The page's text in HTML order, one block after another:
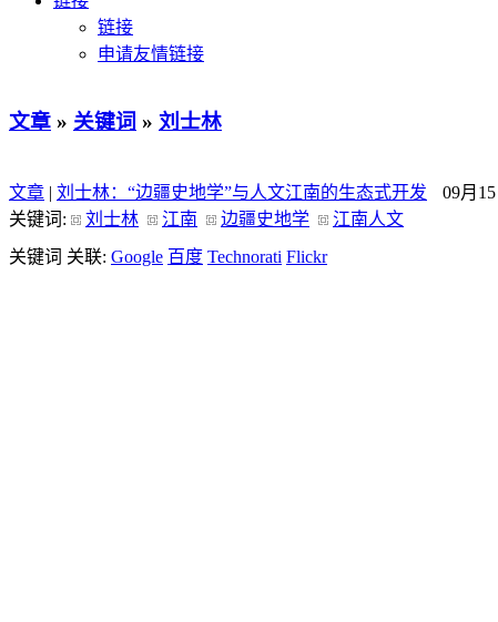
链接
申请友情链接
文章 » 关键词 » 刘士林
文章 | 刘士林：“边疆史地学”与人文江南的生态式开发
09月15
关键词:
刘士林 江南 边疆史地学
江南人文
关键词 关联: Google 百度 Technorati Flickr